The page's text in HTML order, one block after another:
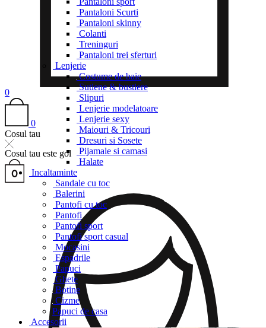
0
0
Cosul tau
Cosul tau este gol
Pantaloni Scurti
Pantaloni skinny
Colanti
Treninguri
Pantaloni trei sferturi
Lenjerie
Costume de baie
Sutiene & bustiere
Slipuri
Lenjerie modelatoare
Lenjerie sexy
Maiouri & Tricouri
Dresuri si Sosete
Pijamale si camasi
Halate
Incaltaminte
Sandale cu toc
Balerini
Pantofi cu toc
Pantofi
Pantofi sport
Pantofi sport casual
Mocasini
Espadrile
Papuci
Ghete
Botine
Cizme
Papuci de casa
Accesorii